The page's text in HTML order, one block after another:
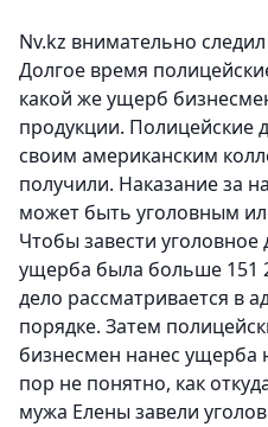
Nv.kz внимательно
Долгое время
какой же ущерб
продукции. Полицейские
своим американским
получили. Наказание за
может быть уголовным
Чтобы завести
ущерба была больше 151
дело рассматривается в
порядке. Затем
бизнесмен нанес ущерба
пор не понятно, как
мужа Елены завели